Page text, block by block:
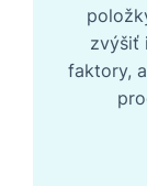
zvýšiť
faktory,